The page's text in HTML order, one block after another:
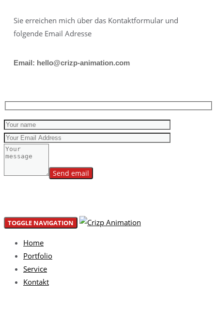
Sie erreichen mich über das Kontaktformular und
folgende Email Adresse
Email: hello@crizp-animation.com
Please leave this field empty.
TOGGLE NAVIGATION
Home
Portfolio
Service
Kontakt